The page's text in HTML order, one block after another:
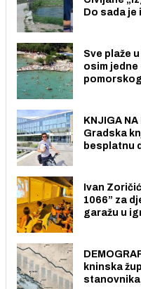
Do sada
Sve plaže
osim
KNJIGA
Gradska
besplatnu
Ivan
1066” za
garažu u
kninska